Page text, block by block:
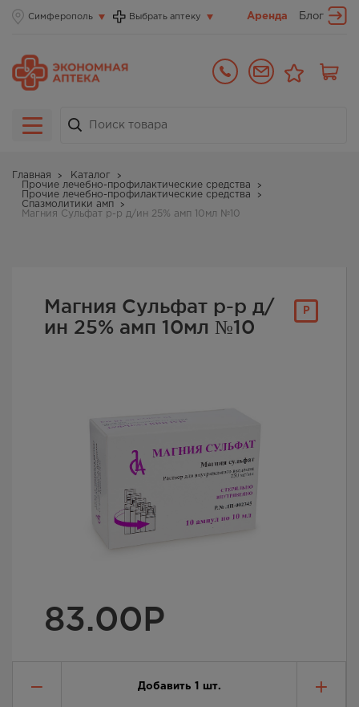
Симферополь Выбрать аптеку Аренда Блог
Главная
Каталог
Прочие лечебно-профилактические средства
Прочие лечебно-профилактические средства
Спазмолитики амп
Магния Сульфат р-р д/ин 25% амп 10мл №10
Р
Магния Сульфат р-р д/
ин 25% амп 10мл №10
83.00Р
Добавить 1 шт.